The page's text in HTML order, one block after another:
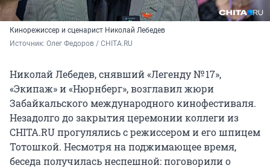
Кинорежиссер и сценарист Николай Лебедев
Источник: Олег Федоров / CHITA.RU
Николай Лебедев, снявший «Легенду № 17»,
«Экипаж» и «Нюрнберг», возглавил жюри
Забайкальского международного кинофестиваля.
Незадолго до закрытия церемонии коллеги из
CHITA.RU прогулялись с режиссером и его шпицем
Тотошкой. Несмотря на поджимающее время,
беседа получилась неспешной: поговорили о